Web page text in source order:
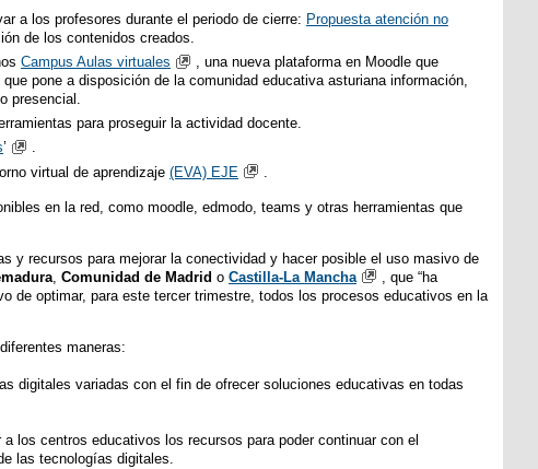
a los profesores durante el periodo de cierre: Propuesta atención no
de los contenidos creados.
Campus Aulas virtuales
, una nueva plataforma en Moodle que
pone a disposición de la comunidad educativa asturiana información,
presencial.
para proseguir la actividad docente.
’
.
virtual de aprendizaje (EVA) EJE
en la red, como moodle, edmodo, teams y otras herramientas que
y recursos para mejorar la conectividad y hacer posible el uso masivo de
Comunidad de Madrid o Castilla-La Mancha
, que “ha
de optimar, para este tercer trimestre, todos los procesos educativos en la
maneras:
digitales variadas con el fin de ofrecer soluciones educativas en todas
los centros educativos los recursos para poder continuar con el
las tecnologías digitales.